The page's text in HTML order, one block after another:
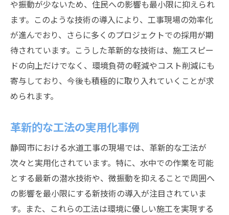
や振動が少ないため、住民への影響も最小限に抑えられ
ます。このような技術の導入により、工事現場の効率化
が進んでおり、さらに多くのプロジェクトでの採用が期
待されています。こうした革新的な技術は、施工スピー
ドの向上だけでなく、環境負荷の軽減やコスト削減にも
寄与しており、今後も積極的に取り入れていくことが求
められます。
革新的な工法の実用化事例
静岡市における水道工事の現場では、革新的な工法が
次々と実用化されています。特に、水中での作業を可能
とする最新の潜水技術や、微振動を抑えることで周囲へ
の影響を最小限にする新技術の導入が注目されていま
す。また、これらの工法は環境に優しい施工を実現する